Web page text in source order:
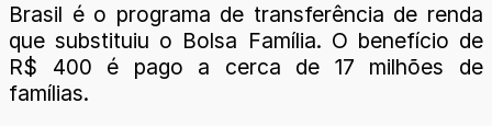
Brasil é o programa de transferência de renda
que substituiu o Bolsa Família. O benefício de
R$ 400 é pago a cerca de 17 milhões de
famílias.